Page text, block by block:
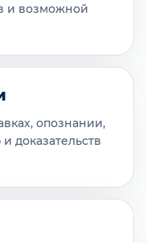
и возможной
опознании,
доказательств